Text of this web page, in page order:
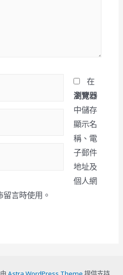
在
瀏覽器
中儲存
顯示名
稱、電
子郵件
地址及
個人網
言時使用。